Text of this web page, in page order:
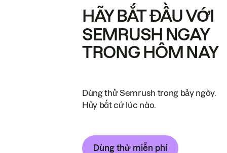
HÃY BẮT ĐẦU VỚI
SEMRUSH NGAY
TRONG HÔM NAY
Dùng thử Semrush trong bảy ngày.
Hủy bất cứ lúc nào.
Dùng thử miễn phí